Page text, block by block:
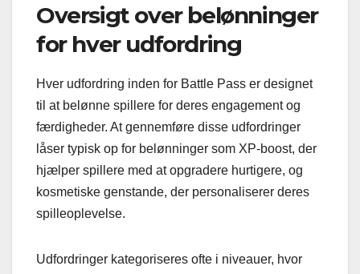
Oversigt over belønninger
for hver udfordring
Hver udfordring inden for Battle Pass er designet
til at belønne spillere for deres engagement og
færdigheder. At gennemføre disse udfordringer
låser typisk op for belønninger som XP-boost, der
hjælper spillere med at opgradere hurtigere, og
kosmetiske genstande, der personaliserer deres
spilleoplevelse.
Udfordringer kategoriseres ofte i niveauer, hvor